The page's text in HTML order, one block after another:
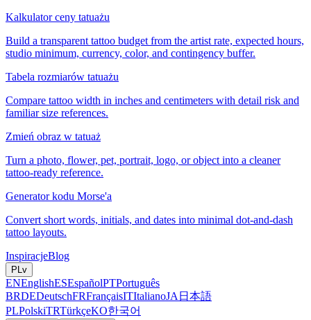
Kalkulator ceny tatuażu
Build a transparent tattoo budget from the artist rate, expected hours,
studio minimum, currency, color, and contingency buffer.
Tabela rozmiarów tatuażu
Compare tattoo width in inches and centimeters with detail risk and
familiar size references.
Zmień obraz w tatuaż
Turn a photo, flower, pet, portrait, logo, or object into a cleaner
tattoo-ready reference.
Generator kodu Morse'a
Convert short words, initials, and dates into minimal dot-and-dash
tattoo layouts.
InspiracjeBlog
PLv
ENEnglishESEspañolPTPortuguês
BRDEDeutschFRFrançaisITItalianoJA 日本語
PLPolskiTRTürkçeKO한국어